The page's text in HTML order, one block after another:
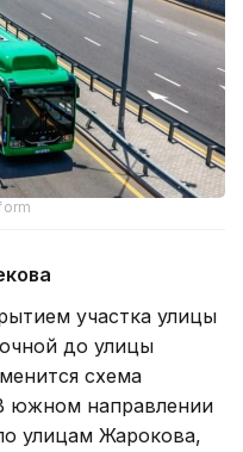
участка улицы
до улицы
схема
южном направлении
улицам Жарокова,